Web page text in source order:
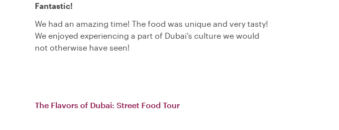
Fantastic!
We had an amazing time! The food was unique and very tasty!
We enjoyed experiencing a part of Dubai’s culture we would
not otherwise have seen!
The Flavors of Dubai: Street Food Tour